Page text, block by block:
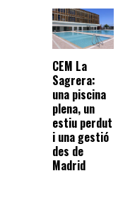
CEM La
Sagrera:
una piscina
plena, un
estiu perdut
i una gestió
des de
Madrid